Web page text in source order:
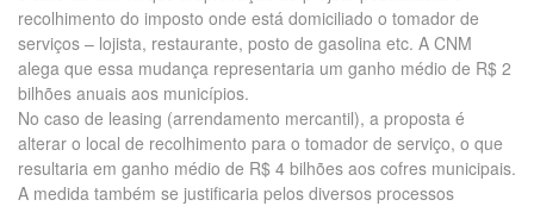
recolhimento do imposto onde está domiciliado o tomador de
serviços – lojista, restaurante, posto de gasolina etc. A CNM
alega que essa mudança representaria um ganho médio de R$ 2
bilhões anuais aos municípios.
No caso de leasing (arrendamento mercantil), a proposta é
alterar o local de recolhimento para o tomador de serviço, o que
resultaria em ganho médio de R$ 4 bilhões aos cofres municipais.
A medida também se justificaria pelos diversos processos